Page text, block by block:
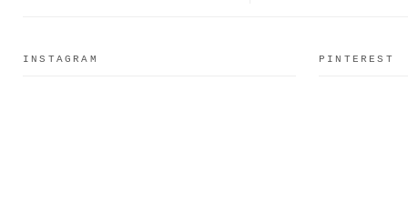
INSTAGRAM PINTEREST